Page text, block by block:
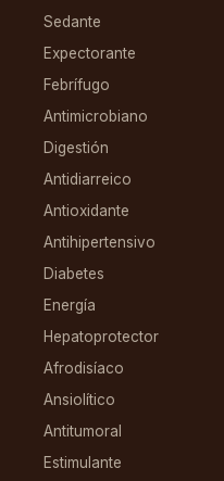
Sedante
Expectorante
Febrífugo
Antimicrobiano
Digestión
Antidiarreico
Antioxidante
Antihipertensivo
Diabetes
Energía
Hepatoprotector
Afrodisíaco
Ansiolítico
Antitumoral
Estimulante